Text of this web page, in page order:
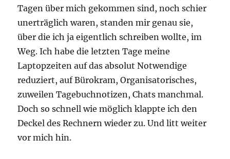
Tagen über mich gekommen sind, noch schier
unerträglich waren, standen mir genau sie,
über die ich ja eigentlich schreiben wollte, im
Weg. Ich habe die letzten Tage meine
Laptopzeiten auf das absolut Notwendige
reduziert, auf Bürokram, Organisatorisches,
zuweilen Tagebuchnotizen, Chats manchmal.
Doch so schnell wie möglich klappte ich den
Deckel des Rechnern wieder zu. Und litt weiter
vor mich hin.